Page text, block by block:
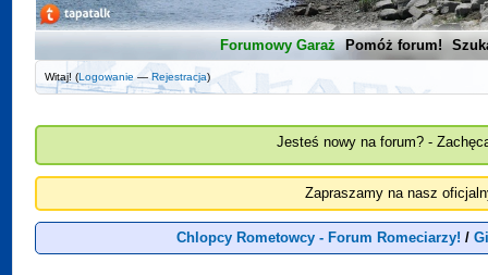
Forumowy Garaż Pomóż forum!
Witaj! (Logowanie —Rejestracja)
Jesteś nowy na forum? -
Zapraszamy na nasz
Chlopcy Rometowcy - Forum Romeciarzy! /